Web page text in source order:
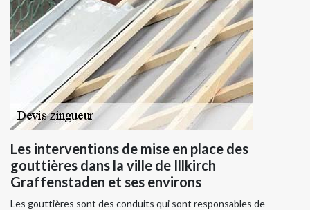
Les interventions de mise en place des
gouttières dans la ville de Illkirch
Graffenstaden et ses environs
Les gouttières sont des conduits qui sont responsables de